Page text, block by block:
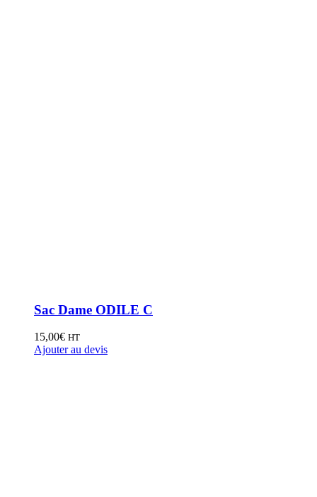
Sac Dame ODILE C
15,00€ HT
Ajouter au devis